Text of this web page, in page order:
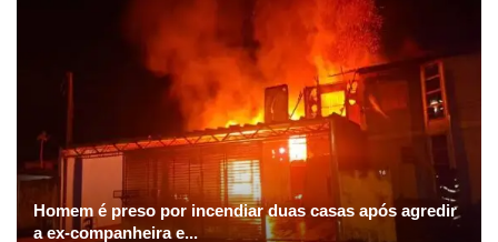
Homem é preso por incendiar duas casas após agredir
a ex-companheira e...